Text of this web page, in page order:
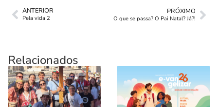
ANTERIOR
Pela vida 2
PRÓXIMO
O que se passa? O Pai Natal? Já?!
Relacionados